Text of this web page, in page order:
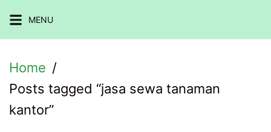
to
MENU
Home
Posts tagged “jasa sewa tanaman
kantor”